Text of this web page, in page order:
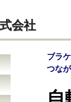
会社
ブラ
つな